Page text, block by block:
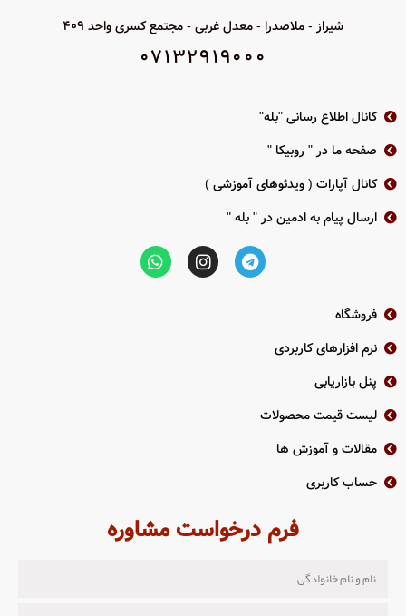
Signal Rate:Up to 300Mbps
شیراز - ملاصدرا - معدل غربی - مجتمع کسری واحد 409
07132919000
کانال اطلاع رسانی "بله"
صفحه ما در " روبیکا "
کانال آپارات ( ویدئوهای آموزشی )
ارسال پیام به ادمین در " بله "
فروشگاه
نرم افزارهای کاربردی
پنل بازاریابی
لیست قیمت محصولات
مقالات و آموزش ها
حساب کاربری
فرم درخواست مشاوره